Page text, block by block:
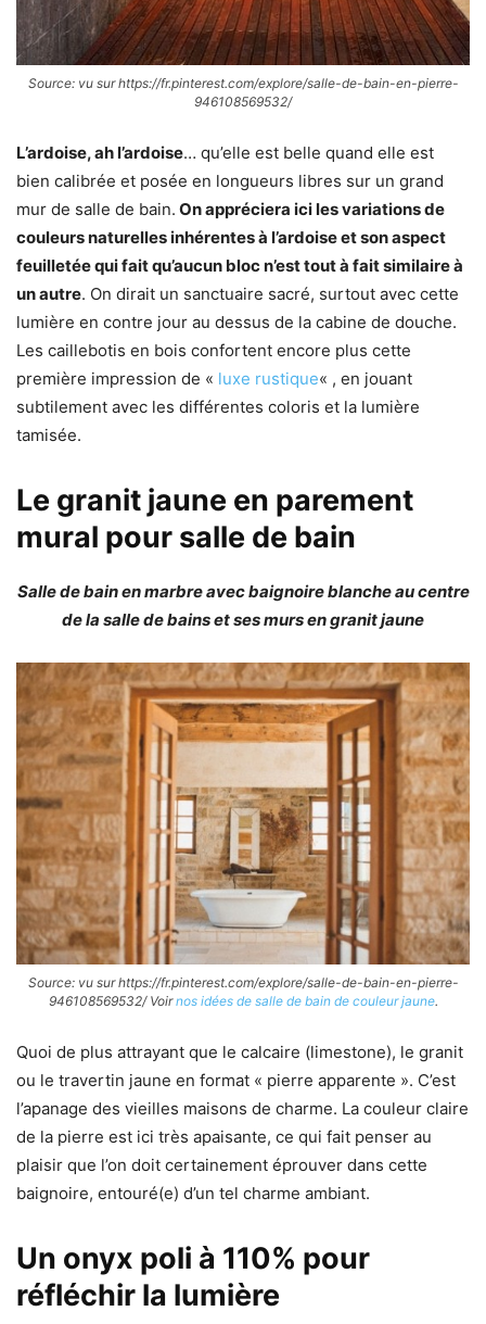
Source: vu sur https://fr.pinterest.com/explore/salle-de-bain-en-pierre-
946108569532/
L’ardoise, ah l’ardoise… qu’elle est belle quand elle est
bien calibrée et posée en longueurs libres sur un grand
mur de salle de bain. On appréciera ici les variations de
couleurs naturelles inhérentes à l’ardoise et son aspect
feuilletée qui fait qu’aucun bloc n’est tout à fait similaire à
un autre. On dirait un sanctuaire sacré, surtout avec cette
lumière en contre jour au dessus de la cabine de douche.
Les caillebotis en bois confortent encore plus cette
première impression de « luxe rustique« , en jouant
subtilement avec les différentes coloris et la lumière
tamisée.
Le granit jaune en parement
mural pour salle de bain
Salle de bain en marbre avec baignoire blanche au centre
de la salle de bains et ses murs en granit jaune
Source: vu sur https://fr.pinterest.com/explore/salle-de-bain-en-pierre-
946108569532/ Voirnos idées de salle de bain de couleur jaune.
Quoi de plus attrayant que le calcaire (limestone), le granit
ou le travertin jaune en format « pierre apparente ». C’est
l’apanage des vieilles maisons de charme. La couleur claire
de la pierre est ici très apaisante, ce qui fait penser au
plaisir que l’on doit certainement éprouver dans cette
baignoire, entouré(e) d’un tel charme ambiant.
Un onyx poli à 110% pour
réfléchir la lumière